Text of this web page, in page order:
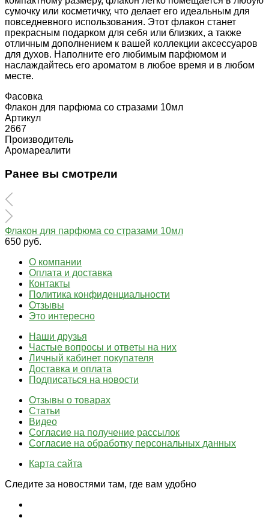
сумочку или косметичку, что делает его идеальным для
повседневного использования. Этот флакон станет
прекрасным подарком для себя или близких, а также
отличным дополнением к вашей коллекции аксессуаров
для духов. Наполните его любимым парфюмом и
наслаждайтесь его ароматом в любое время и в любом
месте.
Фасовка
Флакон для парфюма со стразами 10мл
Артикул
2667
Производитель
Аромареалити
Ранее вы смотрели
Флакон для парфюма со стразами 10мл
650 руб.
О компании
Оплата и доставка
Контакты
Политика конфиденциальности
Отзывы
Это интересно
Наши друзья
Частые вопросы и ответы на них
Личный кабинет покупателя
Доставка и оплата
Подписаться на новости
Отзывы о товарах
Статьи
Видео
Согласие на получение рассылок
Согласие на обработку персональных данных
Карта сайта
Следите за новостями там, где вам удобно